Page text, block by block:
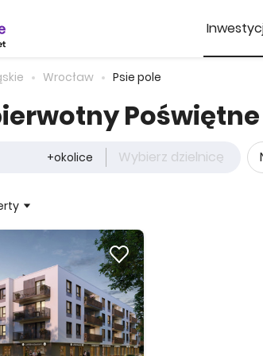
Wrocław Psie pole
Poświętne
+okolice Wybierz dzielnicę